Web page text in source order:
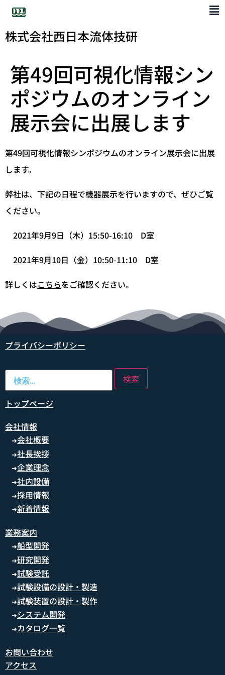
株式会社西日本流体技研
第49回可視化情報シン
ポジウムのオンライン
展示会に出展します
第49回可視化情報シンポジウムのオンライン展示会に出展
します。
弊社は、下記の日程で機器展示を行いますので、ぜひご覧
ください。
2021年9月9日（木）15:50-16:10 D室
2021年9月10日（金）10:50-11:10 D室
詳しくはこちらをご確認ください。
プライバシーポリシー
トップページ
会社情報
➜会社概要
➜社長挨拶
➜企業理念
➜社内設備
➜採用情報
➜新着情報
業務案内
➜船型開発
➜研究開発
➜試験受託
➜試験設備の設計・製造
➜試験装置の設計・製作
➜システム開発
➜カタログ一覧
お問い合わせ
アクセス